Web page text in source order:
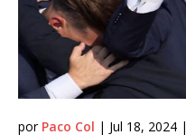
por Paco Col | Jul 18, 2024 |